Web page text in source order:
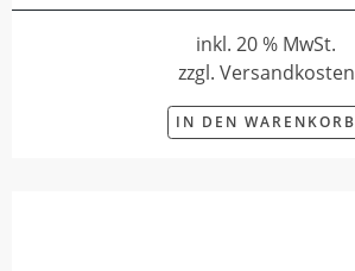
inkl. 20 % MwSt.
zzgl. Versandkosten
IN DEN WARENKORB